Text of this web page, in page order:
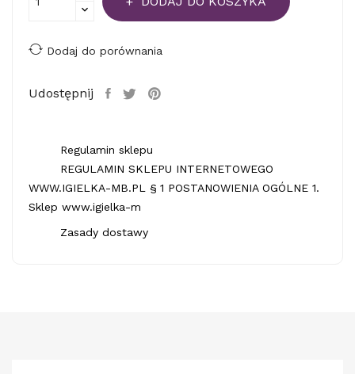
Dodaj do porównania
Udostępnij
Regulamin sklepu
REGULAMIN SKLEPU INTERNETOWEGO
WWW.IGIELKA-MB.PL § 1 POSTANOWIENIA OGÓLNE 1.
Sklep www.igielka-m
Zasady dostawy